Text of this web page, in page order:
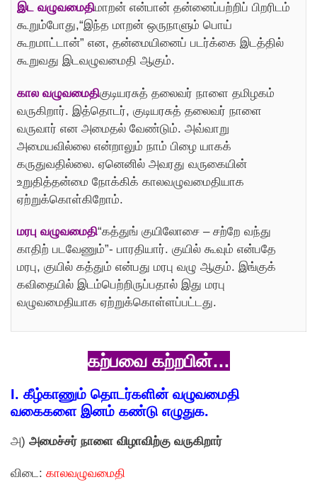
இட வழுவமைதிமாறன் என்பான் தன்னைப்பற்றிப் பிறரிடம்
கூறும்போது,“இந்த மாறன் ஒருநாளும் பொய்
கூறமாட்டான்” என, தன்மையினைப் படர்க்கை இடத்தில்
கூறுவது இடவழுவமைதி ஆகும்.
கால வழுவமைதிகுடியரசுத் தலைவர் நாளை தமிழகம்
வருகிறார். இத்தொடர், குடியரசுத் தலைவர் நாளை
வருவார் என அமைதல் வேண்டும். அவ்வாறு
அமையவில்லை என்றாலும் நாம் பிழை யாகக்
கருதுவதில்லை. ஏனெனில் அவரது வருகையின்
உறுதித்தன்மை நோக்கிக் காலவழுவமைதியாக
ஏற்றுக்கொள்கிறோம்.
மரபு வழுவமைதி“கத்துங் குயிலோசை – சற்றே வந்து
காதிற் படவேணும்”- பாரதியார். குயில் கூவும் என்பதே
மரபு, குயில் கத்தும் என்பது மரபு வழு ஆகும். இங்குக்
கவிதையில் இடம்பெற்றிருப்பதால் இது மரபு
வழுவமைதியாக ஏற்றுக்கொள்ளப்பட்டது.
கற்பவை கற்றபின்…
I. கீழ்காணும் தொடர்களின் வழுவமைதி
வகைகளை இனம் கண்டு எழுதுக.
அ) அமைச்சர் நாளை விழாவிற்கு வருகிறார்
விடை: காலவழுவமைதி